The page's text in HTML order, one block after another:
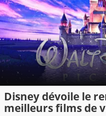
Disney dévoile le
meilleurs films de